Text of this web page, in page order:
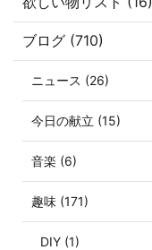
ブログ (710)
ニュース (26)
今日の献立 (15)
音楽 (6)
趣味 (171)
DIY (1)